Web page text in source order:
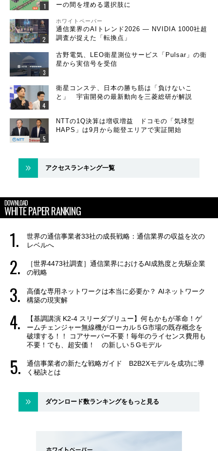
ーの間を埋める選択肢に
ホワイトペーパー
通信業界のAIトレンド2026 ― NVIDIA 1000社超
調査が捉えた「転換点」
古野電気、LEO衛星測位サービス「Pulsar」の衛
星から実信号を受信
衛星コンステ、日本の勝ち筋は「負けないこ
と」 宇宙開発の最新動向を三菱総研が解説
NTTの1Q決算は増収増益 ドコモの「気球型
HAPS」は9月から能登エリアで実証開始
アクセスランキング一覧
DOWNLOAD
WHITE PAPER RANKING
世界の通信事業者33社の成長戦略：通信業界の収益を次の
レベルへ
［世界4473社調査］通信業界におけるAI成熟度と先駆企業
の戦略
高価な専用ネットワークは本当に必要か？ AIネットワーク
構築の現実解
【基調講演 K2-4 スリーダブリュー】何もかもが革命！ゲ
ームチェンジャー無線機がローカル５G市場の既存概念を
破壊する！！ コアサーバー不要！毎年のライセンス費用も
不要！でも、超安価！ の新しい５Gモデル
通信事業者の新たな戦略ガイド B2B2Xモデルを成功に導
く秘訣とは
ダウンロード数ランキングをもっと見る